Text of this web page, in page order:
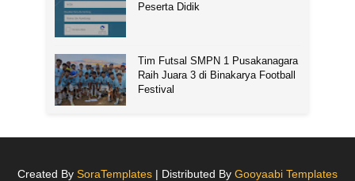
Peserta Didik
Tim Futsal SMPN 1 Pusakanagara
Raih Juara 3 di Binakarya Football
Festival
Created By SoraTemplates | Distributed By Gooyaabi Templates